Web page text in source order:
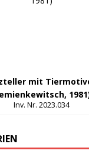
mit
Inv. Nr. 2023.034